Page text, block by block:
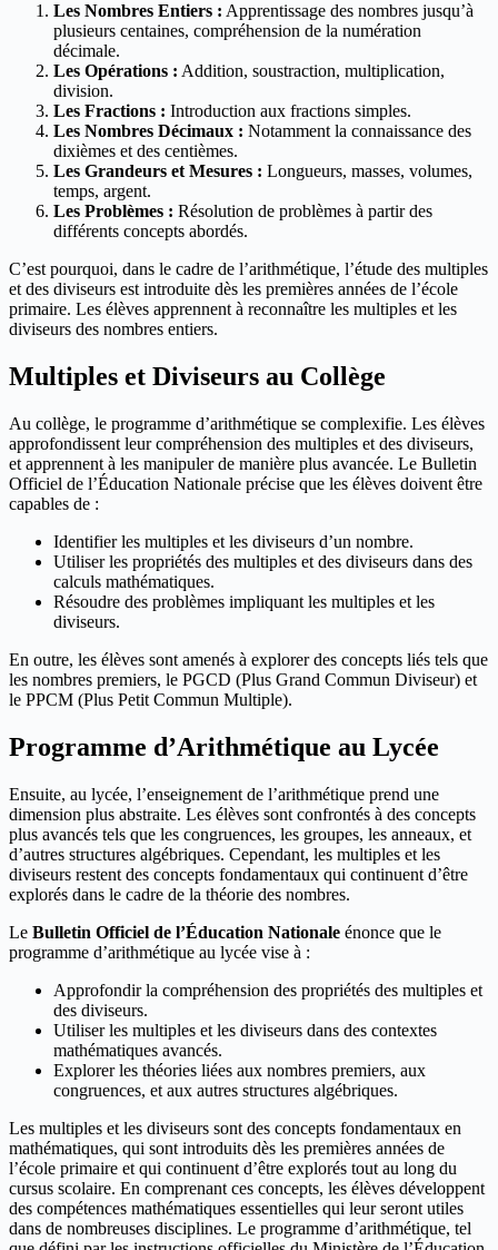
Les Nombres Entiers : Apprentissage des nombres jusqu’à
plusieurs centaines, compréhension de la numération
décimale.
Les Opérations : Addition, soustraction, multiplication,
division.
Les Fractions : Introduction aux fractions simples.
Les Nombres Décimaux : Notamment la connaissance des
dixièmes et des centièmes.
Les Grandeurs et Mesures : Longueurs, masses, volumes,
temps, argent.
Les Problèmes : Résolution de problèmes à partir des
différents concepts abordés.
C’est pourquoi, dans le cadre de l’arithmétique, l’étude des multiples
et des diviseurs est introduite dès les premières années de l’école
primaire. Les élèves apprennent à reconnaître les multiples et les
diviseurs des nombres entiers.
Multiples et Diviseurs au Collège
Au collège, le programme d’arithmétique se complexifie. Les élèves
approfondissent leur compréhension des multiples et des diviseurs,
et apprennent à les manipuler de manière plus avancée. Le Bulletin
Officiel de l’Éducation Nationale précise que les élèves doivent être
capables de :
Identifier les multiples et les diviseurs d’un nombre.
Utiliser les propriétés des multiples et des diviseurs dans des
calculs mathématiques.
Résoudre des problèmes impliquant les multiples et les
diviseurs.
En outre, les élèves sont amenés à explorer des concepts liés tels que
les nombres premiers, le PGCD (Plus Grand Commun Diviseur) et
le PPCM (Plus Petit Commun Multiple).
Programme d’Arithmétique au Lycée
Ensuite, au lycée, l’enseignement de l’arithmétique prend une
dimension plus abstraite. Les élèves sont confrontés à des concepts
plus avancés tels que les congruences, les groupes, les anneaux, et
d’autres structures algébriques. Cependant, les multiples et les
diviseurs restent des concepts fondamentaux qui continuent d’être
explorés dans le cadre de la théorie des nombres.
Le Bulletin Officiel de l’Éducation Nationale énonce que le
programme d’arithmétique au lycée vise à :
Approfondir la compréhension des propriétés des multiples et
des diviseurs.
Utiliser les multiples et les diviseurs dans des contextes
mathématiques avancés.
Explorer les théories liées aux nombres premiers, aux
congruences, et aux autres structures algébriques.
Les multiples et les diviseurs sont des concepts fondamentaux en
mathématiques, qui sont introduits dès les premières années de
l’école primaire et qui continuent d’être explorés tout au long du
cursus scolaire. En comprenant ces concepts, les élèves développent
des compétences mathématiques essentielles qui leur seront utiles
dans de nombreuses disciplines. Le programme d’arithmétique, tel